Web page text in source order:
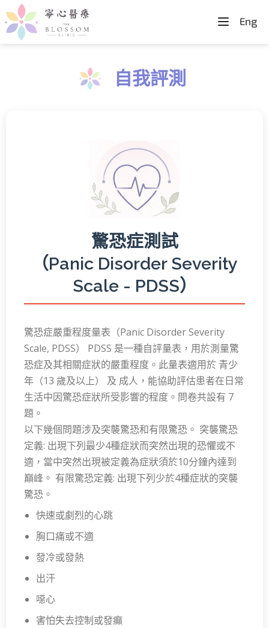
Eng
自我評測
驚恐症測試
（Panic Disorder Severity
Scale - PDSS）
驚恐症嚴重程度量表（Panic Disorder Severity
Scale, PDSS） PDSS 是一種自評量表，用於測量驚
恐症及其相關症狀的嚴重程度。此量表適用於 青少
年（13 歲及以上） 及 成人，能協助評估患者在日常
生活中因驚恐症狀所受影響的程度。問卷共設有 7
題。
以下幾個問題涉及突襲驚恐和有限驚恐。 突襲驚恐
定義: 出現下列最少4種症狀而突然出現的恐懼或不
適，當中突然出現被定義為症狀須於10分鐘內達到
巔峰。 有限驚恐定義: 出現下列少於4種症狀的突襲
驚恐。
快速或劇烈的心跳
胸口痛或不適
發冷或發熱
出汗
噁心
害怕失去控制或發癲